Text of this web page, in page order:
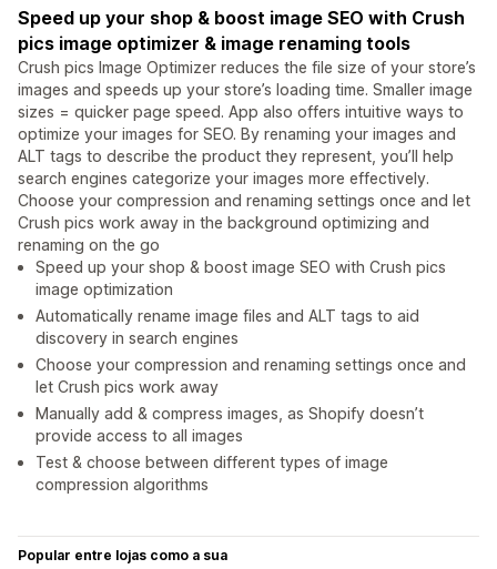
Speed up your shop & boost image SEO with Crush
pics image optimizer & image renaming tools
Crush pics Image Optimizer reduces the file size of your store’s
images and speeds up your store’s loading time. Smaller image
sizes = quicker page speed. App also offers intuitive ways to
optimize your images for SEO. By renaming your images and
ALT tags to describe the product they represent, you’ll help
search engines categorize your images more effectively.
Choose your compression and renaming settings once and let
Crush pics work away in the background optimizing and
renaming on the go
Speed up your shop & boost image SEO with Crush pics
image optimization
Automatically rename image files and ALT tags to aid
discovery in search engines
Choose your compression and renaming settings once and
let Crush pics work away
Manually add & compress images, as Shopify doesn’t
provide access to all images
Test & choose between different types of image
compression algorithms
Popular entre lojas como a sua